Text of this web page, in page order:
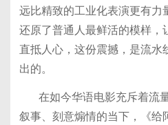
远比精致的工业化表演更有力
还原了普通人最鲜活的模样，
直抵人心，这份震撼，是流水
出的。
在如今华语电影充斥着流
叙事、刻意煽情的当下，《给